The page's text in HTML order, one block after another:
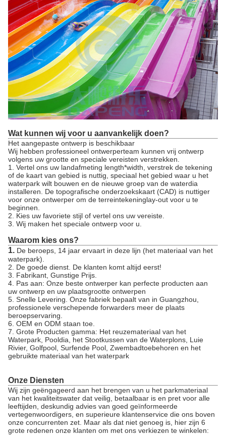
Wat kunnen wij voor u aanvankelijk doen?
Het aangepaste ontwerp is beschikbaar
Wij hebben professioneel ontwerperteam kunnen vrij ontwerp
volgens uw grootte en speciale vereisten verstrekken.
1. Vertel ons uw landafmeting length*width, verstrek de tekening
of de kaart van gebied is nuttig, speciaal het gebied waar u het
waterpark wilt bouwen en de nieuwe groep van de waterdia
installeren. De topografische onderzoekskaart (CAD) is nuttiger
voor onze ontwerper om de terreintekeninglay-out voor u te
beginnen.
2. Kies uw favoriete stijl of vertel ons uw vereiste.
3. Wij maken het speciale ontwerp voor u.
Waarom kies ons?
1. De beroeps, 14 jaar ervaart in deze lijn (het materiaal van het
waterpark).
2. De goede dienst. De klanten komt altijd eerst!
3. Fabrikant, Gunstige Prijs.
4. Pas aan: Onze beste ontwerper kan perfecte producten aan
uw ontwerp en uw plaatsgrootte ontwerpen
5. Snelle Levering. Onze fabriek bepaalt van in Guangzhou,
professionele verschepende forwarders meer de plaats
beroepservaring.
6. OEM en ODM staan toe.
7. Grote Producten gamma: Het reuzemateriaal van het
Waterpark, Pooldia, het Stootkussen van de Waterplons, Luie
Rivier, Golfpool, Surfende Pool, Zwembadtoebehoren en het
gebruikte materiaal van het waterpark
Onze Diensten
Wij zijn geëngageerd aan het brengen van u het parkmateriaal
van het kwaliteitswater dat veilig, betaalbaar is en pret voor alle
leeftijden, deskundig advies van goed geïnformeerde
vertegenwoordigers, en superieure klantenservice die ons boven
onze concurrenten zet. Maar als dat niet genoeg is, hier zijn 6
grote redenen onze klanten om met ons verkiezen te winkelen: